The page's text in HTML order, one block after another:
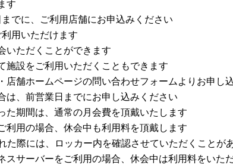
す
でに、ご利用店舗にお申込みください
用いただけます
いただくことができます
設をご利用いただくこともできます
店舗ホームページの問い合わせフォームよりお申し
、前営業日までにお申し込みください
期間は、通常の月会費を頂戴いたします
用の場合、休会中も利用料を頂戴します
た際には、ロッカー内を確認させていただくことが
スサーバーをご利用の場合、休会中は利用料をいた